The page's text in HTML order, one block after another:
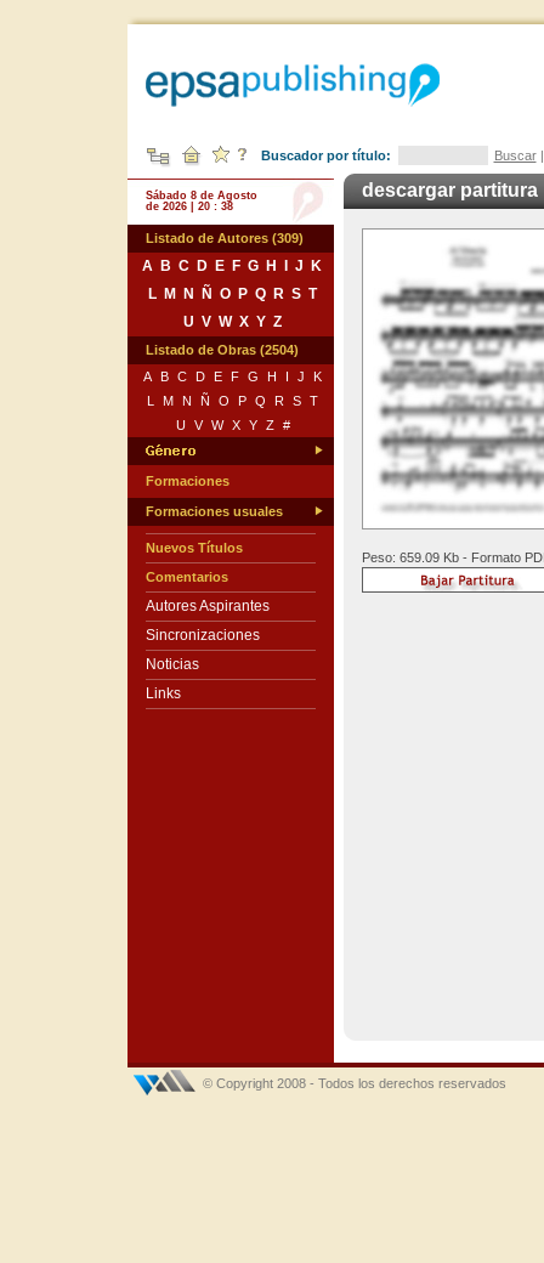
Buscador por título: Buscar
Sábado 8 de Agosto
de 2026 | 20 : 38
Listado de Autores (309)
A B C D E F G H J
K
L
M N Ñ O P Q R S T
U V W X Y Z
Listado de Obras (2504)
A
B C D E F G H I J
K
L
M N Ñ O P Q R S T
U
V W X Y Z #
Formaciones
Formaciones usuales
Nuevos Títulos
Comentarios
Autores Aspirantes
Sincronizaciones
Noticias
Links
descargar partitura
Peso: 659.09 Kb - Formato
© Copyright 2008 - Todos los derechos reservados